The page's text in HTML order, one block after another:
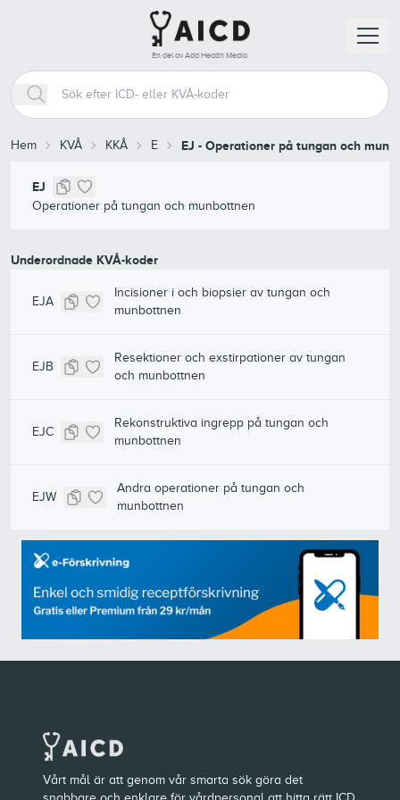
En del av Add Health Media
Hem KVÅ KKÅ E EJ - Operationer på tungan och
EJ
Operationer på tungan och munbottnen
Underordnade KVÅ-koder
EJA
Incisioner i och biopsier av tungan och
munbottnen
EJB
Resektioner och exstirpationer av tungan
och munbottnen
EJC
Rekonstruktiva ingrepp på tungan och
munbottnen
EJW
Andra operationer på tungan och
munbottnen
Vårt mål är att genom vår smarta sök göra det